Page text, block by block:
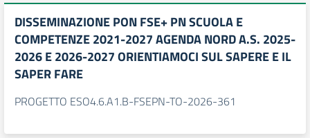
DISSEMINAZIONE PON FSE+ PN SCUOLA E
COMPETENZE 2021-2027 AGENDA NORD A.S. 2025-
2026 E 2026-2027 ORIENTIAMOCI SUL SAPERE E IL
SAPER FARE
PROGETTO ESO4.6.A1.B-FSEPN-TO-2026-361